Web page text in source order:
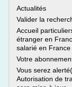
Actualités
Valider la
Accueil
étranger en
salarié en France
Votre
Vous serez
Autorisation de